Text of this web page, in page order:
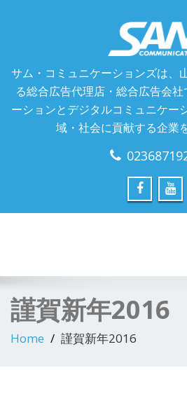
サム・コミュニケーションズは、
る総合広告代理店・総合広告会
ーションとデジタルコミュニケー
域・社会に貢献する企業
謹賀新年2016
Home 謹賀新年2016